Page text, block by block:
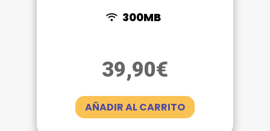
300MB
39,90€
AÑADIR AL CARRITO